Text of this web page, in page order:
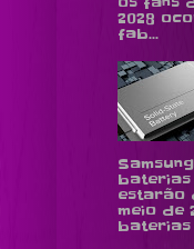
2028
fab...
estarão
meio de
baterias